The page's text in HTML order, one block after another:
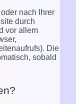
nach Ihrer
durch
vor allem
Die
sobald